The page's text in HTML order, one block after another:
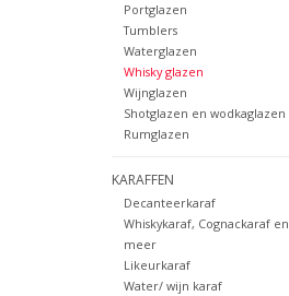
Portglazen
Tumblers
Waterglazen
Whisky glazen
Wijnglazen
Shotglazen en wodkaglazen
Rumglazen
KARAFFEN
Decanteerkaraf
Whiskykaraf, Cognackaraf en
meer
Likeurkaraf
Water/ wijn karaf